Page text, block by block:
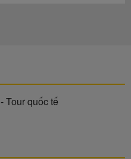
- Tour quốc tế